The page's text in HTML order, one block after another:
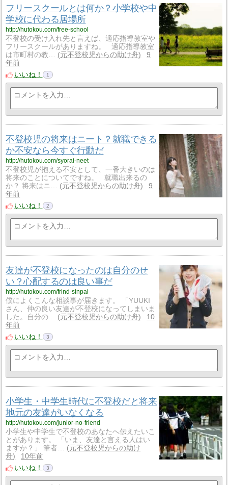
フリースクールとは何か？小学校や中
学校に代わる居場所
http://hutokou.com/free-school
不登校の受け入れ先と言えば、適応指導教室や
フリースクールがありますね。 適応指導教室
は市町村の教…
元不登校児からの助け舟
9
年前
いいね！
1
不登校児の将来はニート？就職できる
か不安なら今すぐ行動だ
http://hutokou.com/syorai-neet
不登校児が抱える不安として、一番大きいのは
将来のことについてですね。 就職出来るの
か？ 将来はニ…
元不登校児からの助け舟
9
年前
いいね！
2
友達が不登校になったのは自分のせ
い？心配するのは良い事だ
http://hutokou.com/frind-sinpai
僕によくこんな相談事が届きます。 「YUUKI
さん、仲の良い友達が不登校になってしまいま
した。自分の…
元不登校児からの助け舟
10
年前
いいね！
3
小学生・中学生時代に不登校だと将来
地元の友達がいなくなる
http://hutokou.com/junior-no-friend
小学生や中学生で不登校のあなたへ伝えたいこ
とがあります。 「いま、友達と言える人はい
ますか？」 筆者…
元不登校児からの助け
舟
10年前
いいね！
3